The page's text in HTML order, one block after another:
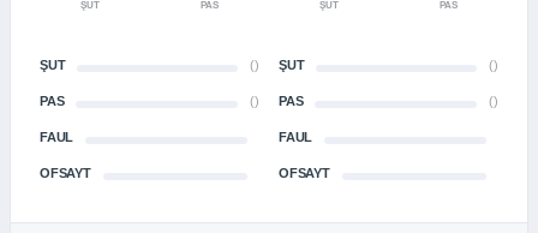
ŞUT
PAS
ŞUT ()
PAS ()
FAUL
OFSAYT
ŞUT
PAS
ŞUT ()
PAS ()
FAUL
OFSAYT